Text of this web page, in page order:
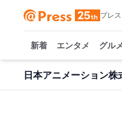
プレ
新着 エンタメ グルメ
日本アニメーション株